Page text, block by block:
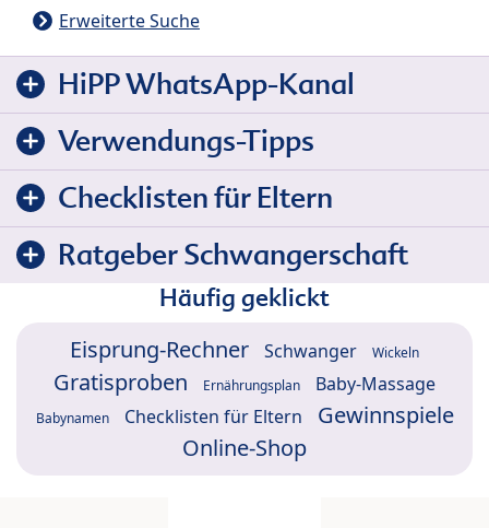
Erweiterte Suche
HiPP WhatsApp-Kanal
Verwendungs-Tipps
Checklisten für Eltern
Ratgeber Schwangerschaft
Häufig geklickt
Eisprung-Rechner Schwanger Wickeln
Gratisproben Ernährungsplan Baby-Massage
Babynamen Checklisten für Eltern
Gewinnspiele
Online-Shop